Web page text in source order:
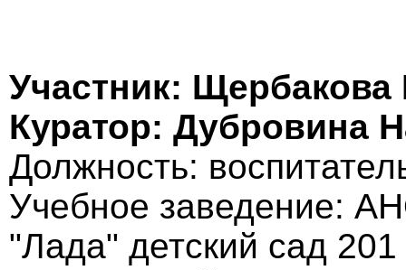
Участник: Щербакова
Куратор: Дубровина
Должность:
Учебное заведение:
"Лада" детский сад